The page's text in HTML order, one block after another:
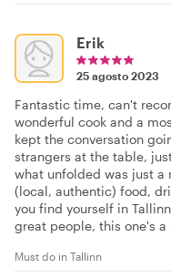
Erik
25 agosto 2023
Fantastic time, can't
wonderful cook and a
kept the conversation
strangers at the table,
what unfolded was just a
(local, authentic) food,
you find yourself in
great people, this one's a
Must do in Tallinn